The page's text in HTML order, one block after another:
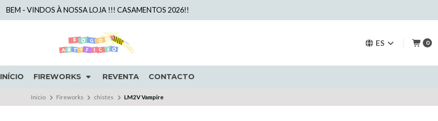
ES 0
INÍCIO FIREWORKS REVENTA CONTACTO
BEM - VINDOS À NOSSA LOJA !!! CASAMENTOS 2026!!
Inicio Fireworks chistes LM2V Vampire